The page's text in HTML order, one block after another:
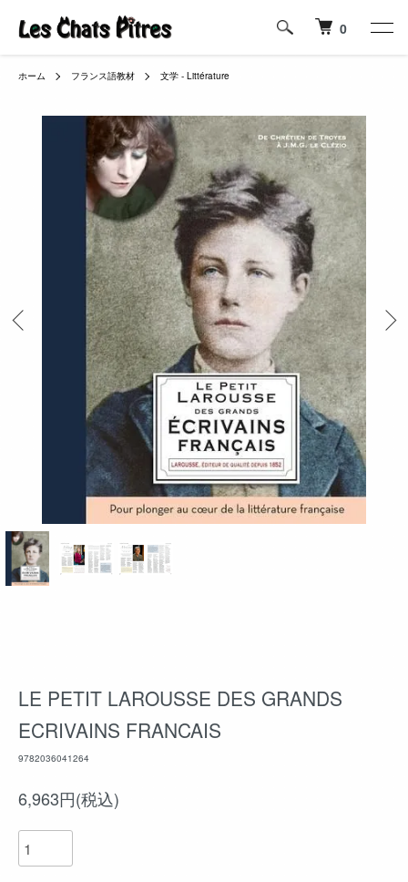
0
ホーム フランス語教材 文学 - Littérature
LE PETIT LAROUSSE DES GRANDS
ECRIVAINS FRANCAIS
9782036041264
6,963円(税込)